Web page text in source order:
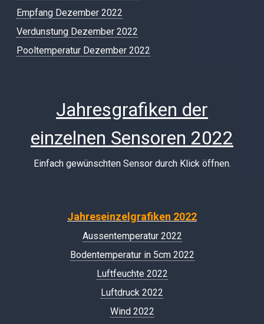
Empfang Dezember 2022
Verdunstung Dezember 2022
Pooltemperatur Dezember 2022
Jahresgrafiken der
einzelnen Sensoren 2022
Einfach gewünschten Sensor durch Klick öffnen.
Jahreseinzelgrafiken 2022
Aussentemperatur 2022
Bodentemperatur in 5cm 2022
Luftfeuchte 2022
Luftdruck 2022
Wind 2022